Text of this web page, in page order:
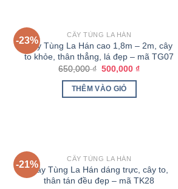
-23%
CÂY TÙNG LA HÁN
Cây Tùng La Hán cao 1,8m – 2m, cây
to khỏe, thân thẳng, lá đẹp – mã TG07
650,000₫ 500,000 ₫
THÊM VÀO GIỎ
-21%
CÂY TÙNG LA HÁN
Cây Tùng La Hán dáng trực, cây to,
thân tán đều đẹp – mã TK28